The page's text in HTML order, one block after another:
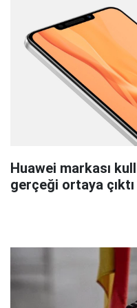
Huawei markası
gerçeği ortaya çıktı